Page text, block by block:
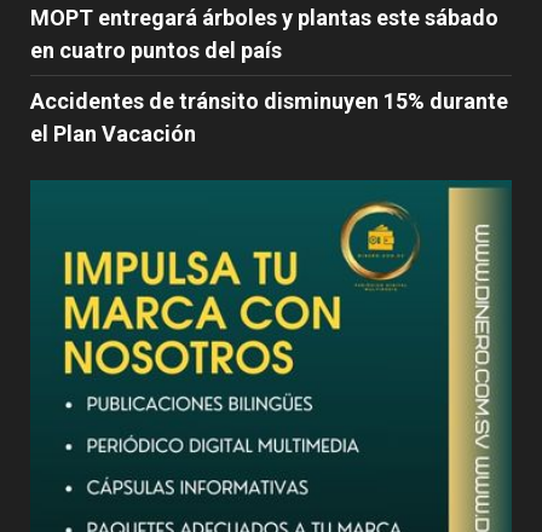
MOPT entregará árboles y plantas este sábado
en cuatro puntos del país
Accidentes de tránsito disminuyen 15% durante
el Plan Vacación